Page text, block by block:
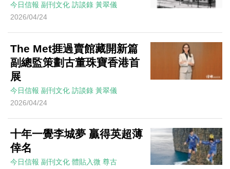
今日信報 副刊文化 訪談錄 黃翠儀
2026/04/24
The Met捱過賣館藏開新篇
副總監策劃古董珠寶香港首
展
今日信報 副刊文化 訪談錄 黃翠儀
2026/04/24
十年一覺李城夢 贏得英超薄
倖名
今日信報 副刊文化 體貼入微 尊古